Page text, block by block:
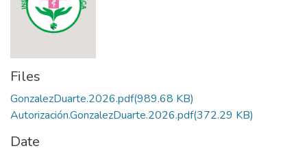
Files
GonzalezDuarte.2026.pdf(989.68 KB)
Autorización.GonzalezDuarte.2026.pdf(372.29 KB)
Date